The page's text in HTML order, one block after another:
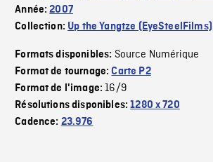
Année:2007
Collection: Up the Yangtze (EyeSteelFilms)
Formats disponibles: Source Numérique
Format de tournage:Carte P2
Format de l'image:16/9
Résolutions disponibles:1280 x 720
Cadence: 23.976